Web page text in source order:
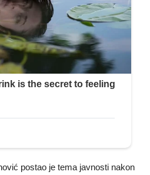
postao je tema javnosti nakon